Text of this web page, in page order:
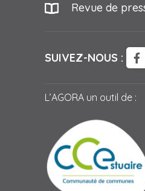
Revue de
SUIVEZ-NOUS :
L’AGORA un outil de :